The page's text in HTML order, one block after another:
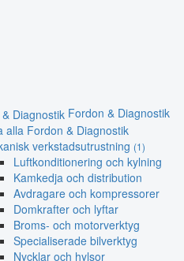
Fordon & Diagnostik
alla Fordon & Diagnostik
verkstadsutrustning (1)
Luftkonditionering och kylning
Kamkedja och distribution
Avdragare och kompressorer
Domkrafter och lyftar
Broms- och motorverktyg
Specialiserade bilverktyg
Nycklar och hylsor